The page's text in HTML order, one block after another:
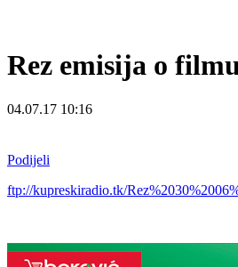
Rez emisija o
04.07.17 10:16
Podijeli
ftp://kupreskiradio.tk/